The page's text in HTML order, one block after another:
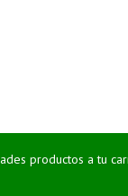
productos a tu